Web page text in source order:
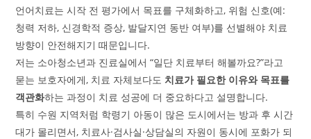
언어치료는 시작 전 평가에서 목표를 구체화하고, 위험 신호(예:
청력 저하, 신경학적 증상, 발달지연 동반 여부)를 선별해야 치료
방향이 안전해지기 때문입니다.
저는 소아청소년과 진료실에서 “일단 치료부터 해볼까요?”라고
묻는 보호자에게, 치료 자체보다도치료가 필요한 이유와 목표를
객관화하는 과정이 치료 성공에 더 중요하다고 설명합니다.
특히 수원 지역처럼 학령기 아동이 많은 도시에서는 방과 후 시간
대가 몰리면서, 치료사·검사실·상담실의 자원이 동시에 포화가 되